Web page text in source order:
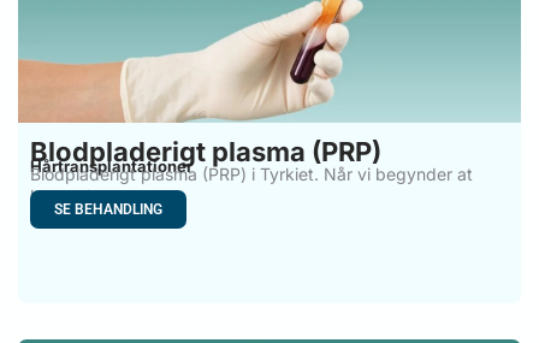
Blodpladerigt plasma (PRP)
Hårtransplantationer
Blodpladerigt plasma (PRP) i Tyrkiet. Når vi begynder at
bemærke
SE BEHANDLING